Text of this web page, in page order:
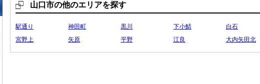
山口市の他のエリアを探す
駅通り 神田町 黒川 下小鯖 白石
宮野上
矢原 平野 江良 大内矢田北